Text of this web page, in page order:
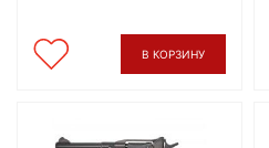
В КОРЗИНУ